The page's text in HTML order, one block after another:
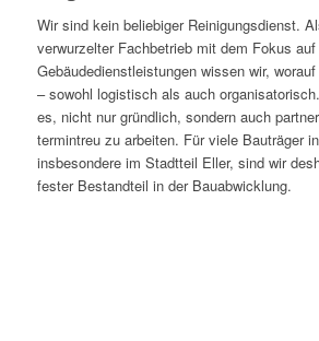
Wir sind kein beliebiger Reinigungsdienst.
verwurzelter Fachbetrieb mit dem Fokus
Gebäudedienstleistungen wissen wir,
– sowohl logistisch als auch
es, nicht nur gründlich, sondern auch
termintreu zu arbeiten. Für viele Bauträger
insbesondere im Stadtteil Eller, sind wir
fester Bestandteil in der Bauabwicklung.